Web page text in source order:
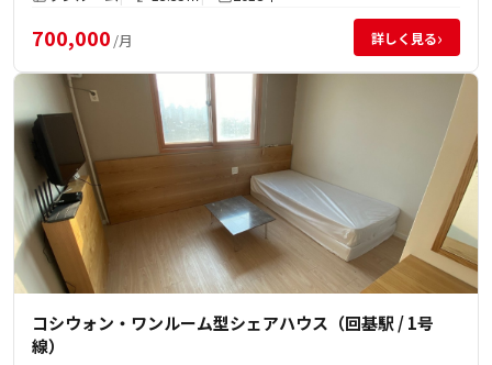
700,000 /月 詳しく見る›
コシウォン・ワンルーム型シェアハウス（回基駅 / 1号
線）